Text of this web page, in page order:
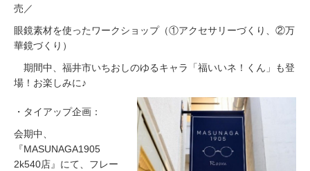
売／
眼鏡素材を使ったワークショップ（①アクセサリーづくり、②万
華鏡づくり）
期間中、福井市いちおしのゆるキャラ「福いいネ！くん」も登
場！お楽しみに♪
・タイアップ企画：
会期中、
『MASUNAGA1905
2k540店』にて、フレー